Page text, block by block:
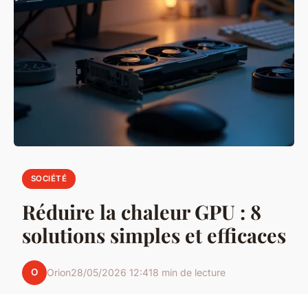
SOCIÉTÉ
Réduire la chaleur GPU : 8
solutions simples et efficaces
O Orion28/05/2026 12:418 min de lecture